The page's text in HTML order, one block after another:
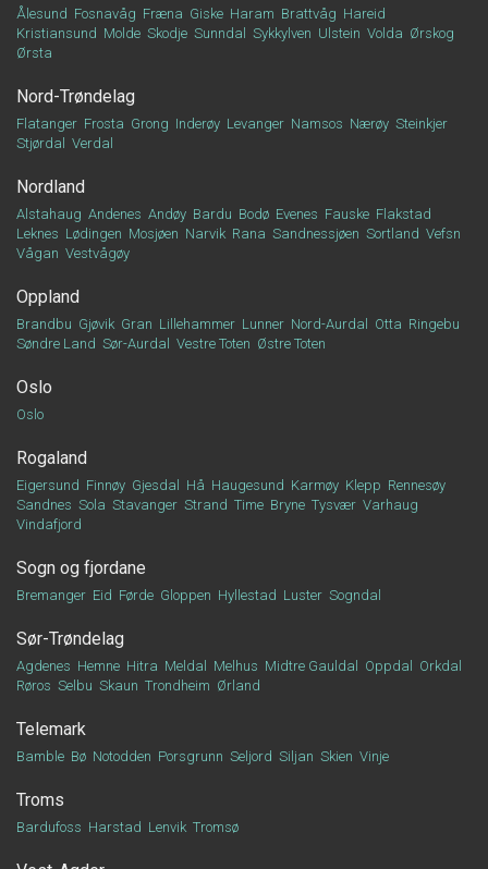
Ålesund Fosnavåg Fræna Giske Haram Brattvåg Hareid
Kristiansund Molde Skodje Sunndal Sykkylven Ulstein Volda Ørskog
Ørsta
Nord-Trøndelag
Flatanger Frosta Grong Inderøy Levanger Namsos Nærøy Steinkjer
Stjørdal
Verdal
Nordland
Alstahaug Andenes Andøy Bardu Bodø Evenes Fauske Flakstad
Leknes Lødingen Mosjøen Narvik Rana Sandnessjøen Sortland Vefsn
Vågan Vestvågøy
Oppland
Brandbu Gjøvik Gran Lillehammer Lunner Nord-Aurdal Otta Ringebu
Søndre Land Sør-Aurdal Vestre Toten Østre Toten
Oslo
Oslo
Rogaland
Eigersund Finnøy Gjesdal Hå Haugesund Karmøy Klepp Rennesøy
Sandnes Sola Stavanger Strand Time Bryne Tysvær Varhaug
Vindafjord
Sogn og fjordane
Bremanger Eid Førde Gloppen Hyllestad Luster Sogndal
Sør-Trøndelag
Agdenes Hemne Hitra Meldal Melhus Midtre Gauldal Oppdal
Orkdal
Røros Selbu Skaun Trondheim Ørland
Telemark
Bamble Bø Notodden Porsgrunn Seljord Siljan Skien Vinje
Troms
Bardufoss Harstad Lenvik Tromsø